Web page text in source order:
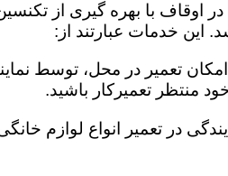
اوقاف با بهره گیری از
این خدمات عبارتند از:
تعمیر در محل، توسط
منتظر تعمیرکار باشید.
در تعمیر انواع لوازم